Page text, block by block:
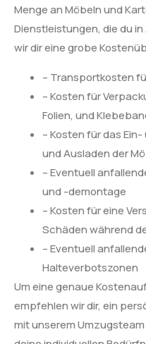
Menge an Möbeln und
Dienstleistungen, die du
wir dir eine grobe
– Transportkosten
– Kosten für
Folien, und
– Kosten für das
und Ausladen der
– Eventuell
und -demontage
– Kosten für eine
Schäden während
– Eventuell
Halteverbotszonen
Um eine genaue
empfehlen wir dir, ein
mit unserem